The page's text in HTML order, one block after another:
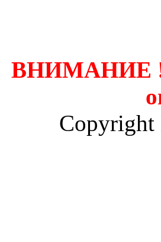
ВНИМАНИЕ